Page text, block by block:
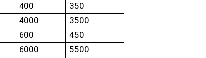
400
350
4000
3500
600
450
6000 5500